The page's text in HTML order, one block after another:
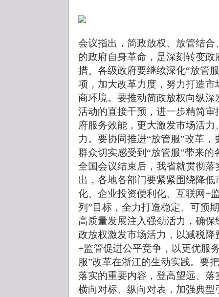
会议指出，简政放权、放管结
的政府自身革命，是深刻转变
措。各级政府要继续深化“放管
项，加大改革力度，努力打造
商环境。要推动简政放权向纵
活动的直接干预，进一步精简
府服务效能，更大激发市场活
力。要协同推进“放管服”改革
群众切实感受到“放管服”带来的
全国会议结束后，我省就贯彻
出，各地各部门要紧紧围绕降
化、企业投资便利化、互联网+
列”目标，全力打造稳定、可预
高质量发展注入强劲活力，确
政放权激发市场活力，以减税
+监管促进公平竞争，以更优服
服”改革在浙江的生动实践。要
落实的重要内容，登高望远、
横向对标、纵向对表，加强典